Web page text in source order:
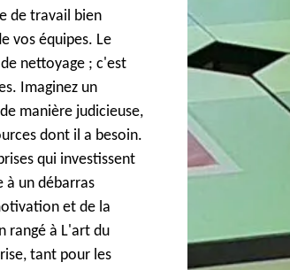
de travail bien
vos équipes. Le
nettoyage ; c'est
Imaginez un
manière judicieuse,
dont il a besoin.
qui investissent
à un débarras
et de la
rangé à L'art du
tant pour les